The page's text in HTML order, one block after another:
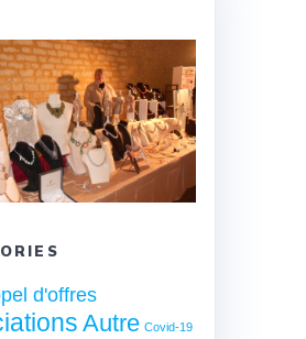
d'offres
Autre Covid-19